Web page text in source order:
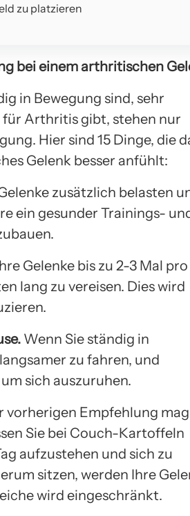
zu platzieren
bei einem arthritischen
in Bewegung sind, sehr
für Arthritis gibt, stehen nur
Hier sind 15 Dinge, die
Gelenk besser anfühlt:
zusätzlich belasten
ein gesunder Trainings-
Gelenke bis zu 2-3 Mal pro
lang zu vereisen. Dies wird
Wenn Sie ständig in
zu fahren, und
sich auszuruhen.
vorherigen Empfehlung mag
Sie bei Couch-Kartoffeln
aufzustehen und sich zu
sitzen, werden Ihre
wird eingeschränkt.